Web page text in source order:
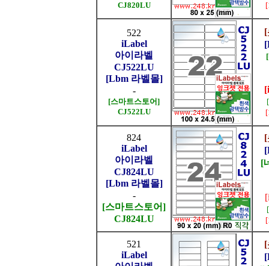
CJ820LU
522
iLabel
아이라벨
CJ522LU
[Lbm 라벨몰]
-
[스마트스토어]
CJ522LU
[
824
iLabel
아이라벨
CJ824LU
[Lbm 라벨몰]
-
[스마트스토어]
CJ824LU
[
[
521
iLabel
[